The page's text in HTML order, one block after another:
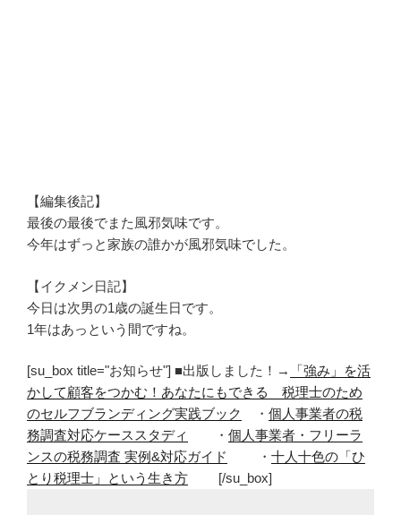
【編集後記】
最後の最後でまた風邪気味です。
今年はずっと家族の誰かが風邪気味でした。
【イクメン日記】
今日は次男の1歳の誕生日です。
1年はあっという間ですね。
[su_box title="お知らせ"] ■出版しました！→
「強み」を活
かして顧客をつかむ！あなたにもできる 税理士のため
のセルフブランディング実践ブック
・ 個人事業者の税
務調査対応ケーススタディ
・ 個人事業者・フリーラ
ンスの税務調査 実例&対応ガイド
・ 十人十色の「ひ
とり税理士」という生き方 [/su_box]